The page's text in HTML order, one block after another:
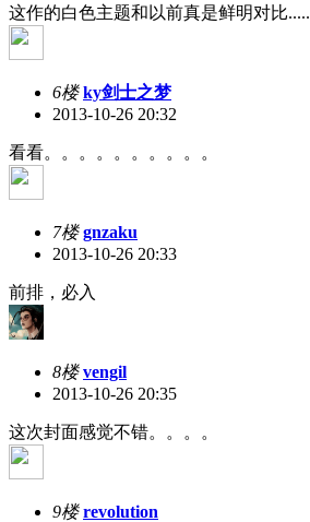
这作的白色主题和以前真是鲜明对比.....
6楼 ky剑士之梦
2013-10-26 20:32
看看。。。。。。。。。。
7楼 gnzaku
2013-10-26 20:33
前排，必入
8楼 vengil
2013-10-26 20:35
这次封面感觉不错。。。。
9楼 revolution